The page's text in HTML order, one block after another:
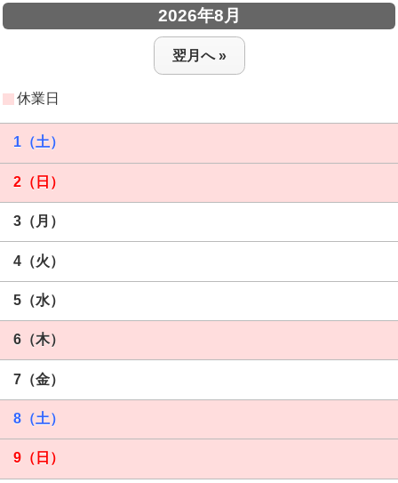
2026年8月
翌月へ »
休業日
1（土）
2（日）
3（月）
4（火）
5（水）
6（木）
7（金）
8（土）
9（日）